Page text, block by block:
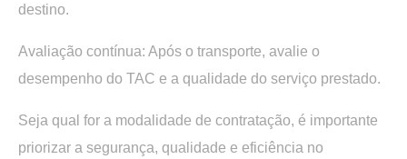
destino.
Avaliação contínua: Após o transporte, avalie o
desempenho do TAC e a qualidade do serviço prestado.
Seja qual for a modalidade de contratação, é importante
priorizar a segurança, qualidade e eficiência no